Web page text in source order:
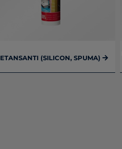
ETANSANTI (SILICON, SPUMA)